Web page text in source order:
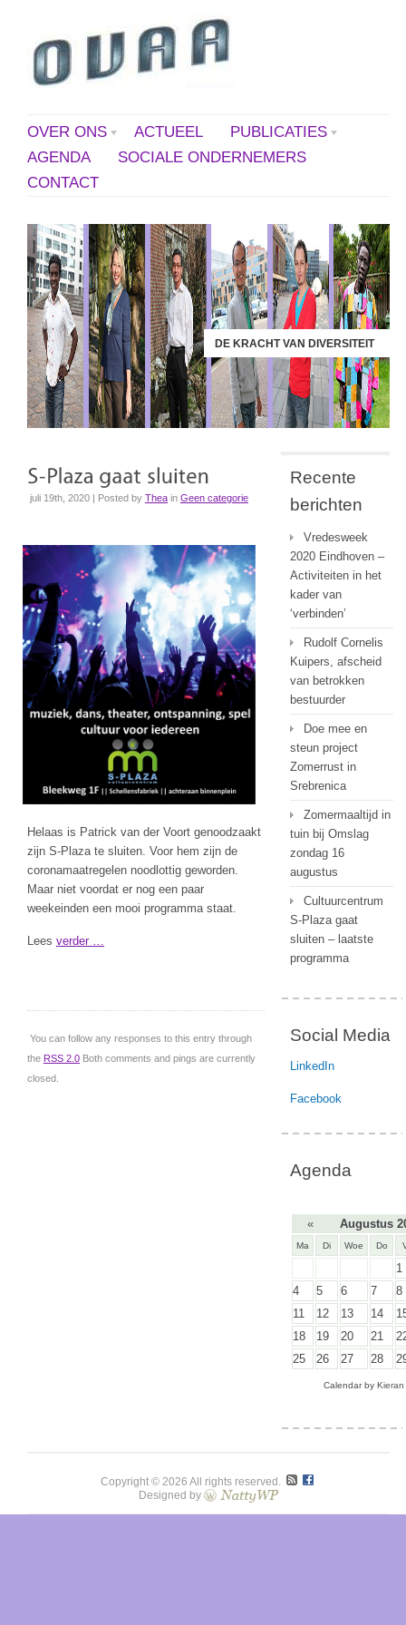
OVER ONS ACTUEEL
PUBLICATIES
AGENDA
SOCIALE ONDERNEMERS
CONTACT
DE KRACHT VAN DIVERSITEIT
juli 19th, 2020 | Posted by Thea in Geen categorie
Helaas is Patrick van der Voort genoodzaakt
zijn S-Plaza te sluiten. Voor hem zijn de
coronamaatregelen noodlottig geworden.
Maar niet voordat er nog een paar
weekeinden een mooi programma staat.
Lees verder …
You can follow any responses to this entry through
the RSS 2.0 Both comments and pings are currently
closed.
Recente
berichten
Vredesweek
2020 Eindhoven –
Activiteiten in het
kader van
‘verbinden’
Rudolf Cornelis
Kuipers, afscheid
van betrokken
bestuurder
Doe mee en
steun project
Zomerrust in
Srebrenica
Zomermaaltijd in
tuin bij Omslag
zondag 16
augustus
Cultuurcentrum
S-Plaza gaat
sluiten – laatste
programma
Social Media
LinkedIn
Facebook
Agenda
« Augustus
Ma Di Woe Do
1
4
5 6 7
8
11
12 13 14
18
19 20 21
25
26 27 28
Calendar by
Copyright © 2026 All rights reserved.
Designed by